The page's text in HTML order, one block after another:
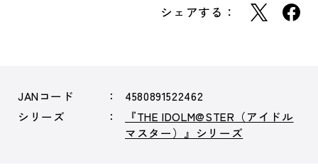
シェアする：
JANコード
4580891522462
シリーズ
『THE IDOLM@STER（アイドル
マスター）』シリーズ